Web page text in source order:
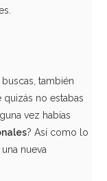
también
no estabas
vez habías
? Así como lo
nueva